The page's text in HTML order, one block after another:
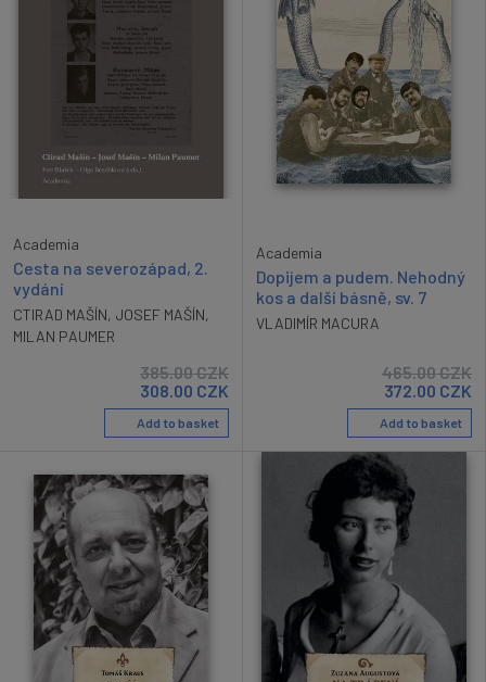
Academia
Cesta na severozápad, 2.
vydání
CTIRAD MAŠÍN, JOSEF MAŠÍN,
MILAN PAUMER
385.00CZK
308.00 CZK
Add to basket
Academia
Dopijem a pudem. Nehodný
kos a další básně, sv. 7
VLADIMÍR MACURA
465.00CZK
372.00 CZK
Add to basket